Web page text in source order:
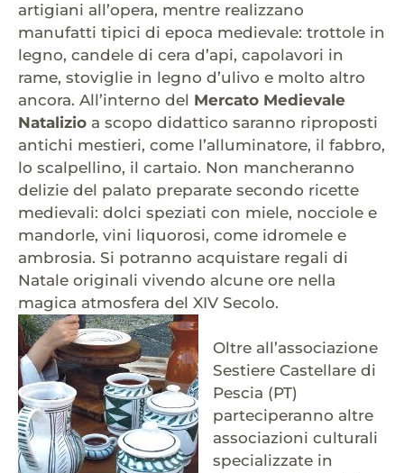
artigiani all’opera, mentre realizzano
manufatti tipici di epoca medievale: trottole in
legno, candele di cera d’api, capolavori in
rame, stoviglie in legno d’ulivo e molto altro
ancora. All’interno del Mercato Medievale
Natalizio a scopo didattico saranno riproposti
antichi mestieri, come l’alluminatore, il fabbro,
lo scalpellino, il cartaio. Non mancheranno
delizie del palato preparate secondo ricette
medievali: dolci speziati con miele, nocciole e
mandorle, vini liquorosi, come idromele e
ambrosia. Si potranno acquistare regali di
Natale originali vivendo alcune ore nella
magica atmosfera del XIV Secolo.
Oltre all’associazione
Sestiere Castellare di
Pescia (PT)
parteciperanno altre
associazioni culturali
specializzate in